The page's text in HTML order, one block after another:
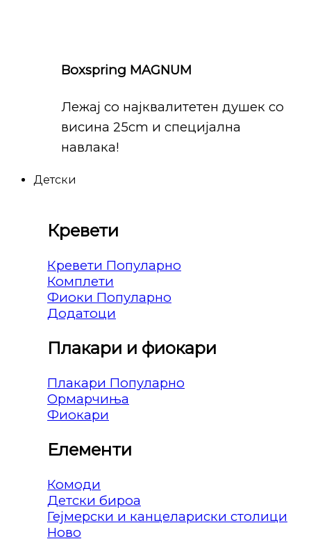
Boxspring MAGNUM
Лежај со најквалитетен душек со
висина 25cm и специјална
навлака!
Детски
Кревети
Кревети
Комплети
Фиоки
Додатоци
Плакари и фиокари
Плакари
Ормарчиња
Фиокари
Елементи
Комоди
Детски бироа
Гејмерски и канцелариски столици